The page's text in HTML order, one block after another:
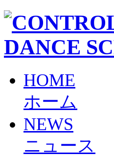
HOME
ホーム
NEWS
ニュース